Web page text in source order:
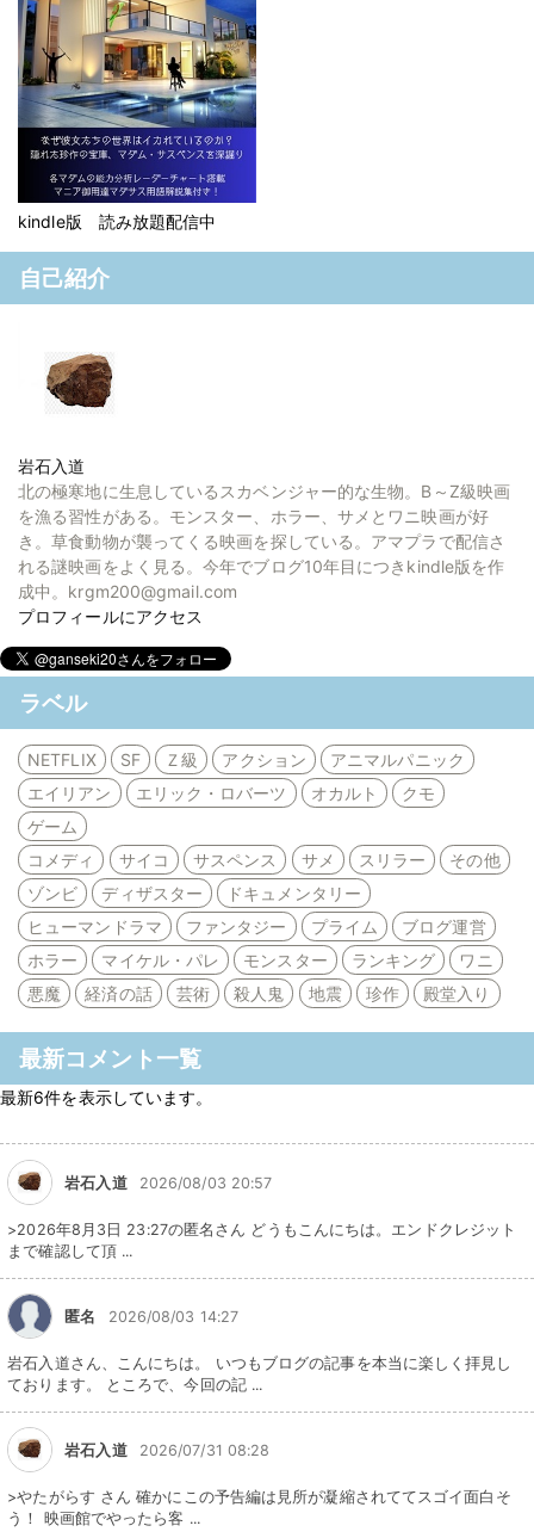
kindle版 読み放題配信中
自己紹介
岩石入道
北の極寒地に生息しているスカベンジャー的な生物。B～Z級映画
を漁る習性がある。モンスター、ホラー、サメとワニ映画が好
き。草食動物が襲ってくる映画を探している。アマプラで配信さ
れる謎映画をよく見る。今年でブログ10年目につきkindle版を作
成中。krgm200@gmail.com
プロフィールにアクセス
ラベル
NETFLIX SF Ｚ級 アクション
アニマルパニック
エイリアン
エリック・ロバーツ オカルト
クモ
ゲーム
コメディ
サイコ サスペンス サメ スリラー
その他
ゾンビ
ディザスター
ドキュメンタリー
ヒューマンドラマ
ファンタジー プライム
ブログ運営
ホラー
マイケル・パレ モンスター ランキング
ワニ
悪魔
経済の話 芸術 殺人鬼 地震 珍作 殿堂入り
最新コメント一覧
最新6件を表示しています。
岩石入道 2026/08/03 20:57
>2026年8月3日 23:27の匿名さん どうもこんにちは。エンドクレジット
まで確認して頂 ...
匿名 2026/08/03 14:27
岩石入道さん、こんにちは。 いつもブログの記事を本当に楽しく拝見し
ております。 ところで、今回の記 ...
岩石入道 2026/07/31 08:28
>やたがらす さん 確かにこの予告編は見所が凝縮されててスゴイ面白そ
う！ 映画館でやったら客 ...